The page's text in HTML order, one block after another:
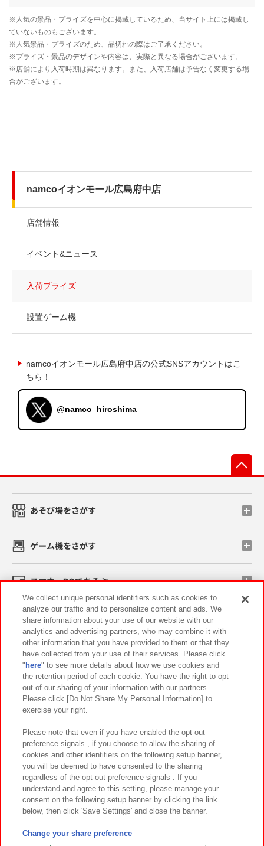
namcoイオンモール広島府中店
店舗情報
イベント&ニュース
入荷プライズ
設置ゲーム機
namcoイオンモール広島府中店の公式SNSアカウントはこ
ちら！
@namco_hiroshima
あそび場をさがす
ゲーム機をさがす
スマホ・PCであそぶ
イベント・キャンペーン
関連会社 サステナビリティ サイトポリシー
プライバシーポリシー ウェブアクセシビリティ方針と検証結果
お取引先さまとともに
カスタマーハラスメント対応方針 よくあるご質問・お問い合わせ
©Bandai Namco Amusement Inc.
©Bandai Namco Amusement Lab Inc.
We collect unique personal identifiers such as cookies to
analyze our traffic and to personalize content and ads. We
share information about your use of our website with our
analytics and advertising partners, who may combine it with
other information that you have provided to them or that they
have collected from your use of their services. Please click
" here" to see more details about how we use cookies and
the retention period of each cookie. You have the right to opt
out of our sharing of your information with our partners.
Please click [Do Not Share My Personal Information] to
exercise your right.
Please note that even if you have enabled the opt-out
preference signals , if you choose to allow the sharing of
cookies and other identifiers on the following setup banner,
you will be deemed to have consented to the sharing
regardless of the opt-out preference signals . If you
understand and agree to this setting, please manage your
consent on the following setup banner by clicking the link
below, then click 'Save Settings' and close the banner.
Change your share preference